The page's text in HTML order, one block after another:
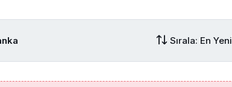
Sırala: En Yeni